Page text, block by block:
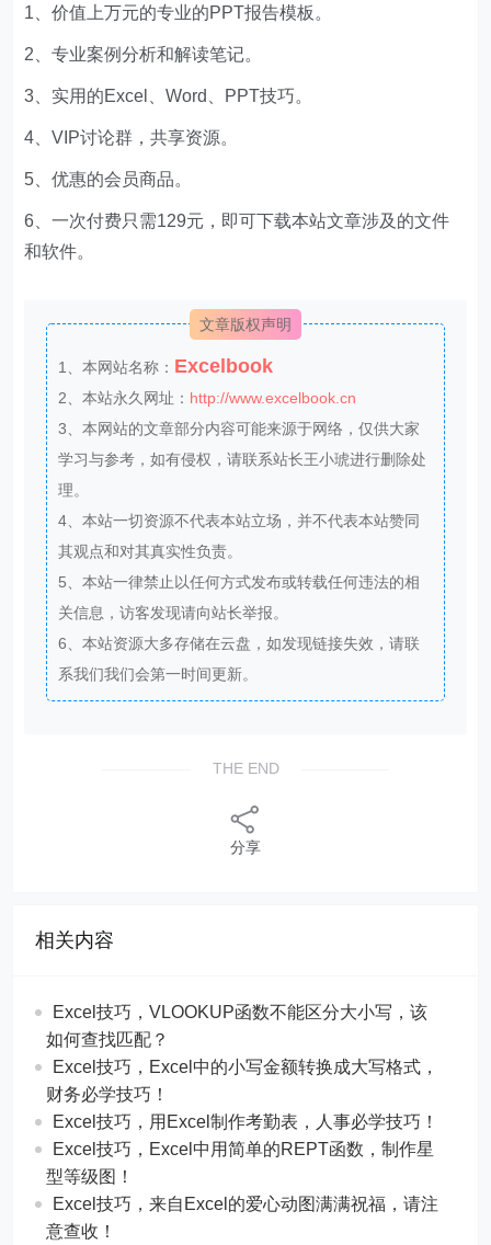
1、价值上万元的专业的PPT报告模板。
2、专业案例分析和解读笔记。
3、实用的Excel、Word、PPT技巧。
4、VIP讨论群，共享资源。
5、优惠的会员商品。
6、一次付费只需129元，即可下载本站文章涉及的文件
和软件。
文章版权声明
1、本网站名称： Excelbook
2、本站永久网址： http://www.excelbook.cn
3、本网站的文章部分内容可能来源于网络，仅供大家
学习与参考，如有侵权，请联系站长王小琥进行删除处
理。
4、本站一切资源不代表本站立场，并不代表本站赞同
其观点和对其真实性负责。
5、本站一律禁止以任何方式发布或转载任何违法的相
关信息，访客发现请向站长举报。
6、本站资源大多存储在云盘，如发现链接失效，请联
系我们我们会第一时间更新。
THE END
分享
相关内容
Excel技巧，​​VLOOKUP函数不能区分大小写，该
如何查找匹配？
​​Excel技巧，Excel中的小写金额转换成大写格式，
财务必学技巧！
​​Excel技巧，用Excel制作考勤表，人事必学技巧！
Excel技巧，​​Excel中用简单的REPT函数，制作星
型等级图！
Excel技巧，来自Excel的爱心动图满满祝福，请注
意查收！